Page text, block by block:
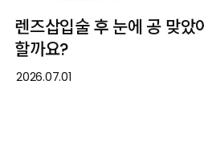
렌즈삽입술 후 눈에 공 맞았
할까요?
2026.07.01